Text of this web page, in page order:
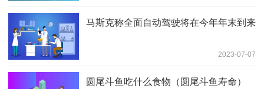
马斯克称全面自动驾驶将在今年年末到来
2023-07-07
圆尾斗鱼吃什么食物（圆尾斗鱼寿命）